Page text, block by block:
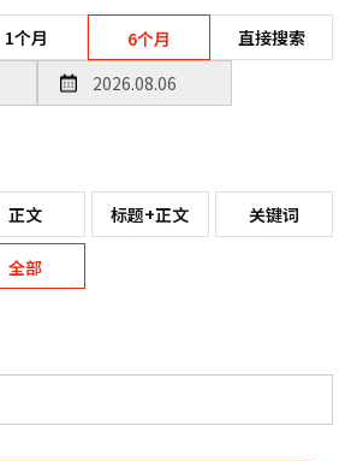
1个月 6个月 直接搜索
正文 标题+正文 关键词
全部